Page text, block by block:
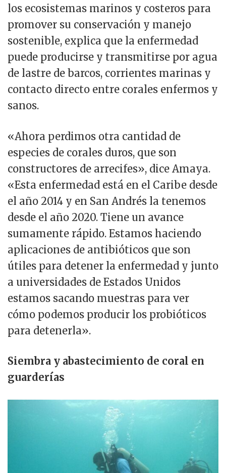
los ecosistemas marinos y costeros para
promover su conservación y manejo
sostenible, explica que la enfermedad
puede producirse y transmitirse por agua
de lastre de barcos, corrientes marinas y
contacto directo entre corales enfermos y
sanos.
«Ahora perdimos otra cantidad de
especies de corales duros, que son
constructores de arrecifes», dice Amaya.
«Esta enfermedad está en el Caribe desde
el año 2014 y en San Andrés la tenemos
desde el año 2020. Tiene un avance
sumamente rápido. Estamos haciendo
aplicaciones de antibióticos que son
útiles para detener la enfermedad y junto
a universidades de Estados Unidos
estamos sacando muestras para ver
cómo podemos producir los probióticos
para detenerla».
Siembra y abastecimiento de coral en
guarderías